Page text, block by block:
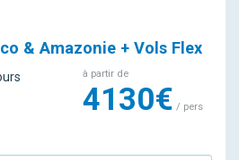
& Amazonie + Vols Flex
à partir de
4130€ / pers